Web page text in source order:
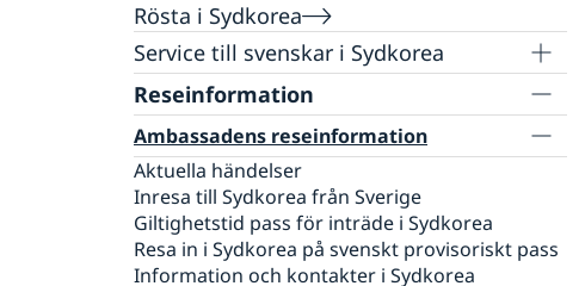
Rösta i Sydkorea
Service till svenskar i Sydkorea
Rösta i Sydkorea
Öppettider för förtidsröstning
Anmäl din utlandsvistelse
Online-tidsbokning för att besöka den
konsulära avdelningen
Ansökan om pass & nationellt id-kort
Ansökan om pass för vuxna
Ansökan om pass för barn under 18 år
Avgifter -26
Reseinformation
Ambassadens reseinformation
Aktuella händelser
Inresa till Sydkorea från Sverige
Giltighetstid pass för inträde i Sydkorea
Resa in i Sydkorea på svenskt provisoriskt pass
Information och kontakter i Sydkorea